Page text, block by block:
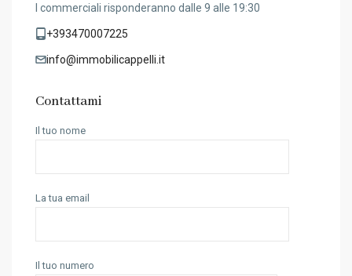
I commerciali risponderanno dalle 9 alle 19:30
+393470007225
info@immobilicappelli.it
Contattami
Il tuo nome
La tua email
Il tuo numero